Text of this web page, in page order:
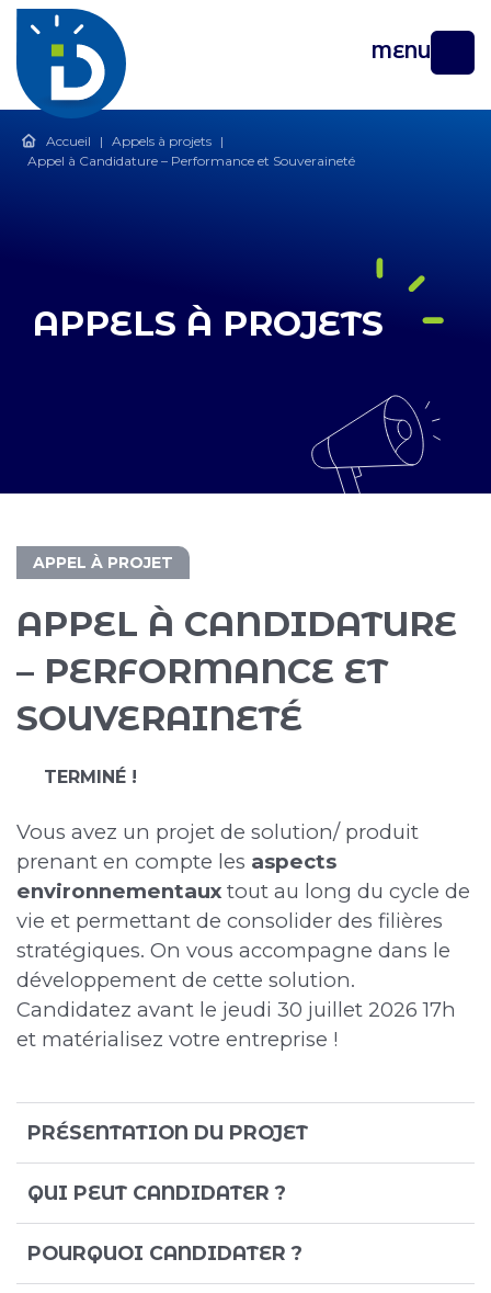
MENU
Accueil | Appels à projets |
Appel à Candidature – Performance et Souveraineté
APPELS À PROJETS
APPEL À PROJET
APPEL À CANDIDATURE
– PERFORMANCE ET
SOUVERAINETÉ
TERMINÉ !
Vous avez un projet de solution/ produit
prenant en compte les aspects
environnementaux tout au long du cycle de
vie et permettant de consolider des filières
stratégiques. On vous accompagne dans le
développement de cette solution.
Candidatez avant le jeudi 30 juillet 2026 17h
et matérialisez votre entreprise !
PRÉSENTATION DU PROJET
QUI PEUT CANDIDATER ?
POURQUOI CANDIDATER ?